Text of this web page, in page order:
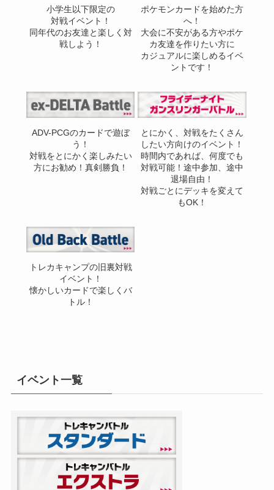
小学生以下限定の
対戦イベント！
同年代のお友達と楽しく対
戦しよう！
ポケモンカードを始めた方
へ！
大会に不安がある方やポケ
カ友達を作りたい方に
カジュアルに楽しめるイベ
ントです！
ADV-PCGのカードで遊ぼ
う！
対戦をとにかく楽しみたい
方にお勧め！真剣勝負！
とにかく、対戦をたくさん
したい方向けのイベント！
時間内であれば、何度でも
対戦可能！途中参加、途中
退場自由！
対戦ごとにデッキを変えて
もOK！
トレカキャンプの旧裏対戦
イベント！
懐かしいカードで楽しくバ
トル！
イベント一覧